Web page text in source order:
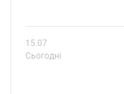
15.07
Сьогодні